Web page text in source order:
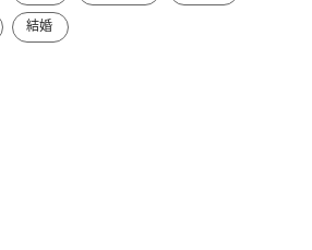
結婚